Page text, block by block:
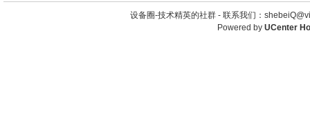
设备圈-技术精英的社群 - 联系我们：
Powered by UCenter